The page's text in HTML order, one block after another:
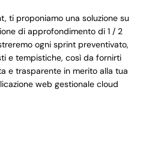
ti proponiamo una soluzione su
di approfondimento di 1 / 2
ogni sprint preventivato,
e tempistiche, così da fornirti
e trasparente in merito alla tua
web gestionale cloud